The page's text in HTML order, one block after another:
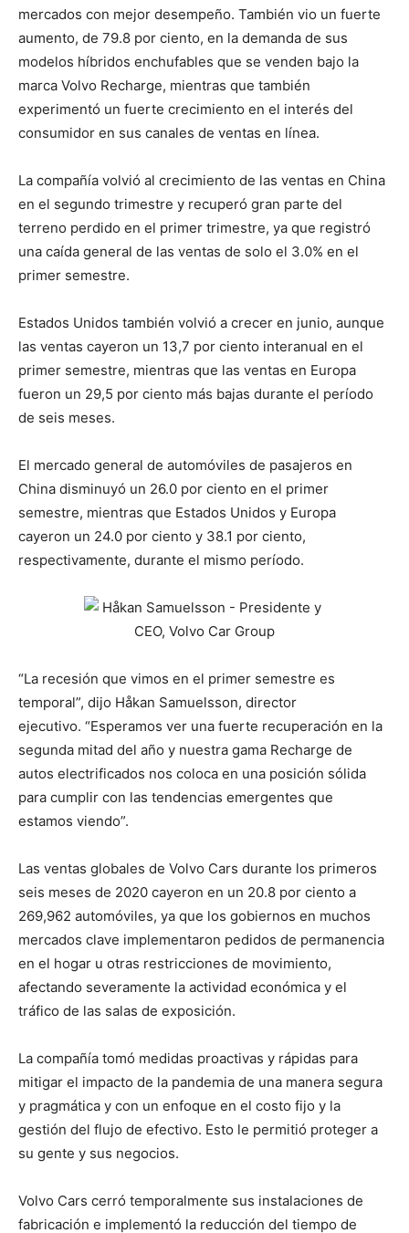
mercados con mejor desempeño. También vio un fuerte
aumento, de 79.8 por ciento, en la demanda de sus
modelos híbridos enchufables que se venden bajo la
marca Volvo Recharge, mientras que también
experimentó un fuerte crecimiento en el interés del
consumidor en sus canales de ventas en línea.
La compañía volvió al crecimiento de las ventas en China
en el segundo trimestre y recuperó gran parte del
terreno perdido en el primer trimestre, ya que registró
una caída general de las ventas de solo el 3.0% en el
primer semestre.
Estados Unidos también volvió a crecer en junio, aunque
las ventas cayeron un 13,7 por ciento interanual en el
primer semestre, mientras que las ventas en Europa
fueron un 29,5 por ciento más bajas durante el período
de seis meses.
El mercado general de automóviles de pasajeros en
China disminuyó un 26.0 por ciento en el primer
semestre, mientras que Estados Unidos y Europa
cayeron un 24.0 por ciento y 38.1 por ciento,
respectivamente, durante el mismo período.
“La recesión que vimos en el primer semestre es
temporal”, dijo Håkan Samuelsson, director
ejecutivo. “Esperamos ver una fuerte recuperación en la
segunda mitad del año y nuestra gama Recharge de
autos electrificados nos coloca en una posición sólida
para cumplir con las tendencias emergentes que
estamos viendo”.
Las ventas globales de Volvo Cars durante los primeros
seis meses de 2020 cayeron en un 20.8 por ciento a
269,962 automóviles, ya que los gobiernos en muchos
mercados clave implementaron pedidos de permanencia
en el hogar u otras restricciones de movimiento,
afectando severamente la actividad económica y el
tráfico de las salas de exposición.
La compañía tomó medidas proactivas y rápidas para
mitigar el impacto de la pandemia de una manera segura
y pragmática y con un enfoque en el costo fijo y la
gestión del flujo de efectivo. Esto le permitió proteger a
su gente y sus negocios.
Volvo Cars cerró temporalmente sus instalaciones de
fabricación e implementó la reducción del tiempo de